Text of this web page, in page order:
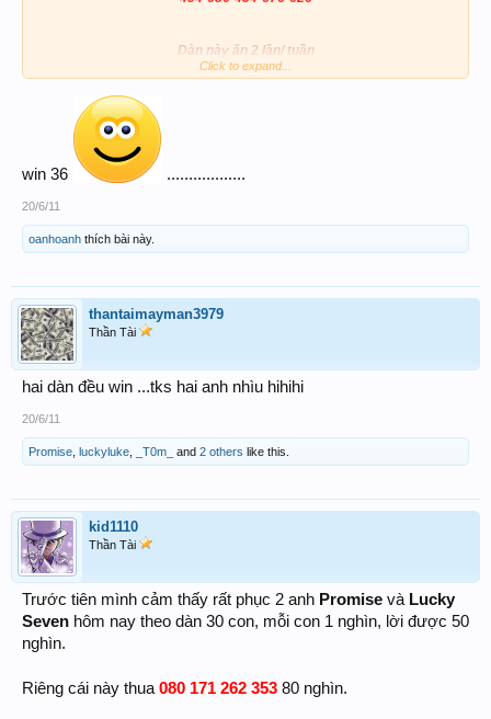
Dàn này ăn 2 lần/ tuần
Khi nào ăn 2 lần có thể nghỉ đợi tuần sau
P/S: tuần này không chia được để đảm bảo an toàn
Click to expand...
win 36 ..................
20/6/11
oanhoanh thích bài này.
thantaimayman3979
Thần Tài
hai dàn đều win ...tks hai anh nhìu hihihi
20/6/11
Promise luckyluke _T0m_ and 2 others like this.
kid1110
Thần Tài
Trước tiên mình cảm thấy rất phục 2 anh Promise và Lucky
Seven hôm nay theo dàn 30 con, mỗi con 1 nghìn, lời được 50
nghìn.
Riêng cái này thua 080 171 262 353 80 nghìn.